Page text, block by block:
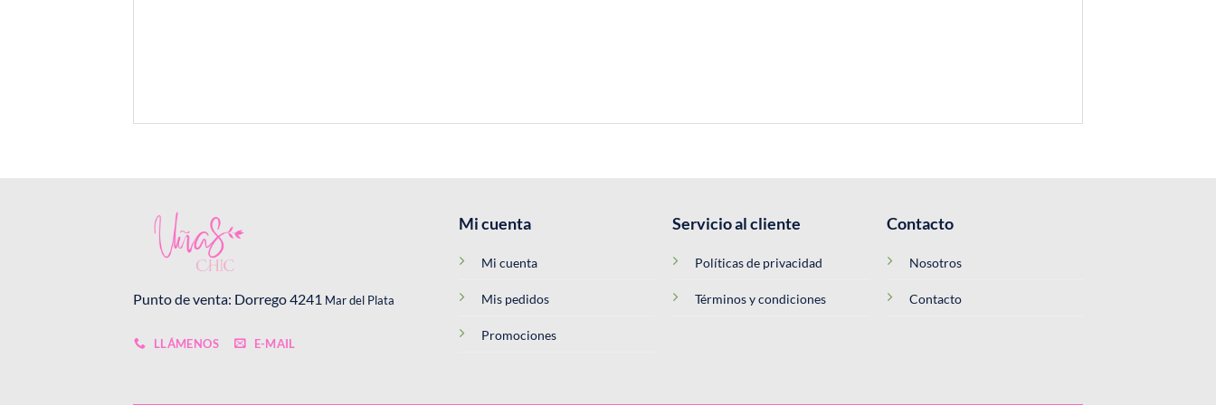
Punto de venta: Dorrego 4241 Mar del Plata
LLÁMENOS E-MAIL
Mi cuenta
Mi cuenta
Mis pedidos
Promociones
Servicio al cliente
Políticas de privacidad
Términos y condiciones
Contacto
Nosotros
Contacto